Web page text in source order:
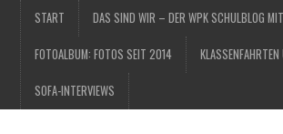
START DAS SIND WIR – DER WPK SCHULBLOG
FOTOALBUM: FOTOS SEIT 2014
SOFA-INTERVIEWS